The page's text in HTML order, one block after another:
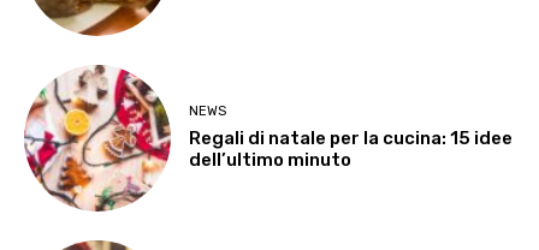
NEWS
Regali di natale per la cucina: 15 idee
dell’ultimo minuto